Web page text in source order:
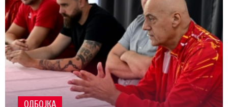
ОДБОЈКА